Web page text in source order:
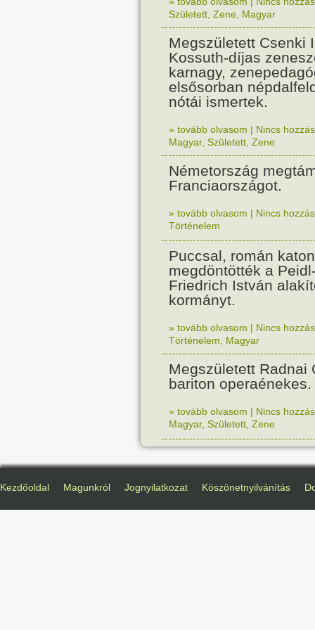
Született Zene Magyar
Megszületett Csenki
Kossuth-díjas
karnagy,
elsősorban
nótái ismertek.
» tovább olvasom | Nincs
Magyar, Született Zene
Németország
Franciaországot.
» tovább olvasom | Nincs
Történelem
Puccsal, román
megdöntötték a
Friedrich István
kormányt.
» tovább olvasom | Nincs
Történelem
Magyar
Megszületett Radnai
bariton operaénekes.
» tovább olvasom | Nincs
Magyar, Született Zene
Kezdőoldal Magunkról Jognyilatkozat Köszönetnyilvánítás